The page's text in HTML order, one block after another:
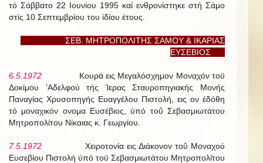
τό Σάββατο 22 Ιουνίου 1995 καί ενθρονίστηκε στή Σάμο
στίς 10 Σεπτεμβρίου του ίδίου έτους.
ΣΕΒ. ΜΗΤΡΟΠΟΛΙΤΗΣ ΣΑΜΟΥ & ΙΚΑΡΙΑΣ
ΕΥΣΕΒΙΟΣ
6.5.1972
Κουρά εις Μεγαλόσχημον Μοναχόν τοϋ
Δοκίμου ’Αδελφού τής Ίερας Σταυροπηγιακής Μονής
Παναγίας Χρυσοπηγής Ευαγγέλου Πιστολή, εις ον έδόθη
τό μοναχικόν ονομα Ευσέβιος, ύπό τοΰ Σεβασμιωτάτου
Μητροπολίτου Νίκαιας κ. Γεωργίου.
7.5.1972 Χειροτονία εις Διάκονον τοΰ Μοναχού
Ευσεβίου Πιστολή ύπό τοϋ Σεβασμιωτάτου Μητροπολίτου